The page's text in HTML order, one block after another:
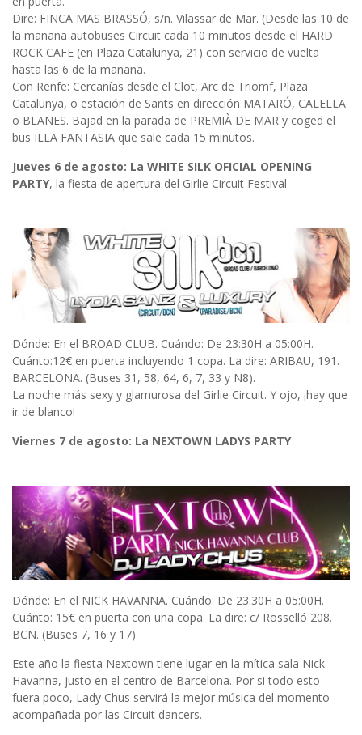
Dire: FINCA MAS BRASSÓ, s/n. Vilassar de Mar. (Desde las 10 de
la mañana autobuses Circuit cada 10 minutos desde el HARD
ROCK CAFE (en Plaza Catalunya, 21) con servicio de vuelta
hasta las 6 de la mañana.
Con Renfe: Cercanías desde el Clot, Arc de Triomf, Plaza
Catalunya, o estación de Sants en dirección MATARÓ, CALELLA
o BLANES. Bajad en la parada de PREMIÀ DE MAR y coged el
bus ILLA FANTASIA que sale cada 15 minutos.
Jueves 6 de agosto: La WHITE SILK OFICIAL OPENING
PARTY, la fiesta de apertura del Girlie Circuit Festival
Dónde: En el BROAD CLUB. Cuándo: De 23:30H a 05:00H.
Cuánto:12€ en puerta incluyendo 1 copa. La dire: ARIBAU, 191.
BARCELONA. (Buses 31, 58, 64, 6, 7, 33 y N8).
La noche más sexy y glamurosa del Girlie Circuit. Y ojo, ¡hay que
ir de blanco!
Viernes 7 de agosto: La NEXTOWN LADYS PARTY
Dónde: En el NICK HAVANNA. Cuándo: De 23:30H a 05:00H.
Cuánto: 15€ en puerta con una copa. La dire: c/ Rosselló 208.
BCN. (Buses 7, 16 y 17)
Este año la fiesta Nextown tiene lugar en la mítica sala Nick
Havanna, justo en el centro de Barcelona. Por si todo esto
fuera poco, Lady Chus servirá la mejor música del momento
acompañada por las Circuit dancers.